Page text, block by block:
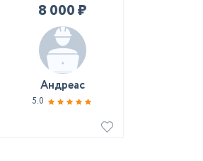
8 000 ₽
Андреас
5.0